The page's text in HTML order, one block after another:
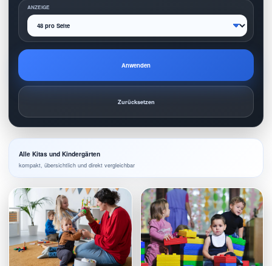
ANZEIGE
Anwenden
Zurücksetzen
Alle Kitas und Kindergärten
kompakt, übersichtlich und direkt vergleichbar